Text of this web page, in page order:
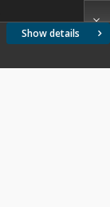
Show details